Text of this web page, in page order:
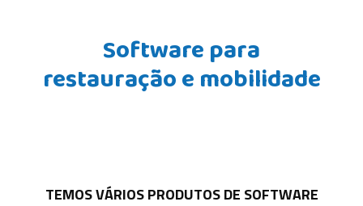
Software para
restauração e mobilidade
TEMOS VÁRIOS PRODUTOS DE SOFTWARE